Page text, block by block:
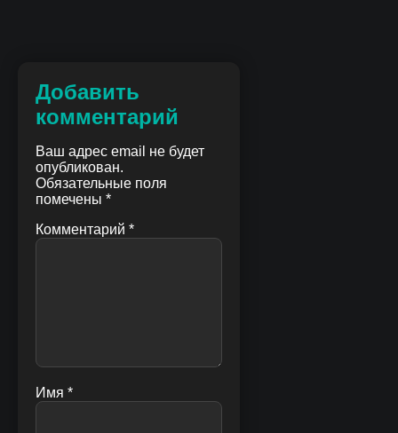
Добавить
комментарий
Ваш адрес email не будет
опубликован.
Обязательные поля
помечены *
Комментарий *
Имя *